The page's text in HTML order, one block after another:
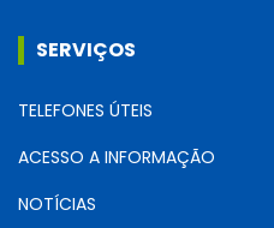
SERVIÇOS
TELEFONES ÚTEIS
ACESSO A INFORMAÇÃO
NOTÍCIAS